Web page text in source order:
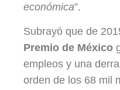
económica”.
Subrayó que de
Premio de México
empleos y una
orden de los 68 mil